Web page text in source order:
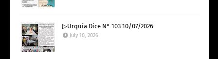
▷Urquía Dice N° 103 10/07/2026
July 10, 2026